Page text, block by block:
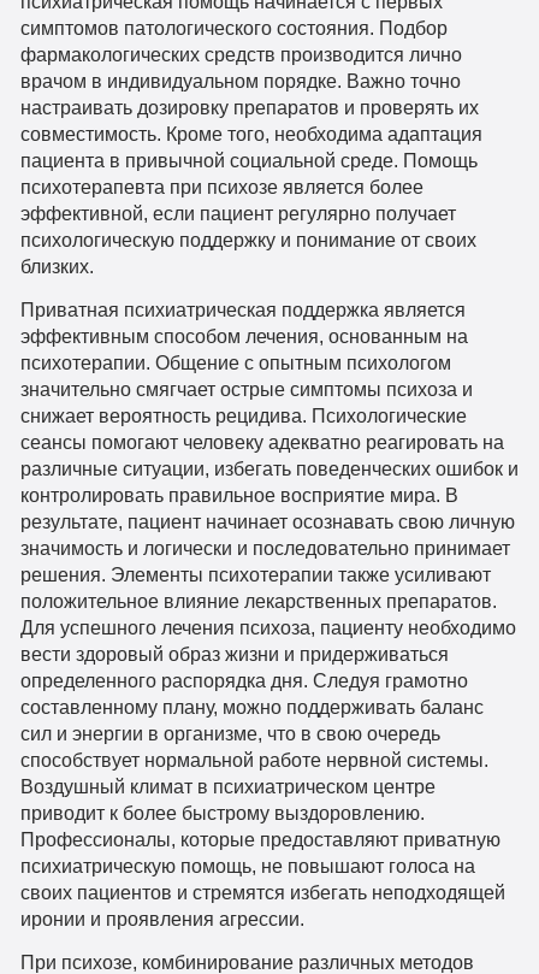
симптомов патологического состояния. Подбор
фармакологических средств производится лично
врачом в индивидуальном порядке. Важно точно
настраивать дозировку препаратов и проверять их
совместимость. Кроме того, необходима адаптация
пациента в привычной социальной среде. Помощь
психотерапевта при психозе является более
эффективной, если пациент регулярно получает
психологическую поддержку и понимание от своих
близких.
Приватная психиатрическая поддержка является
эффективным способом лечения, основанным на
психотерапии. Общение с опытным психологом
значительно смягчает острые симптомы психоза и
снижает вероятность рецидива. Психологические
сеансы помогают человеку адекватно реагировать на
различные ситуации, избегать поведенческих ошибок и
контролировать правильное восприятие мира. В
результате, пациент начинает осознавать свою личную
значимость и логически и последовательно принимает
решения. Элементы психотерапии также усиливают
положительное влияние лекарственных препаратов.
Для успешного лечения психоза, пациенту необходимо
вести здоровый образ жизни и придерживаться
определенного распорядка дня. Следуя грамотно
составленному плану, можно поддерживать баланс
сил и энергии в организме, что в свою очередь
способствует нормальной работе нервной системы.
Воздушный климат в психиатрическом центре
приводит к более быстрому выздоровлению.
Профессионалы, которые предоставляют приватную
психиатрическую помощь, не повышают голоса на
своих пациентов и стремятся избегать неподходящей
иронии и проявления агрессии.
При психозе, комбинирование различных методов